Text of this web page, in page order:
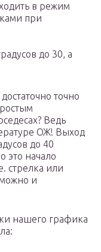
в режим
при
до 30, а
точно
Ведь
ОЖ! Выход
до 40
это начало
стрелка или
и
нашего графика